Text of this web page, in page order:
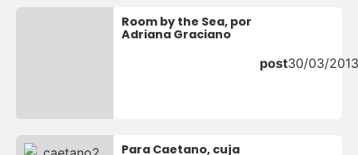
Room by the Sea, por
Adriana Graciano
post30/03/
Para Caetano, cuja